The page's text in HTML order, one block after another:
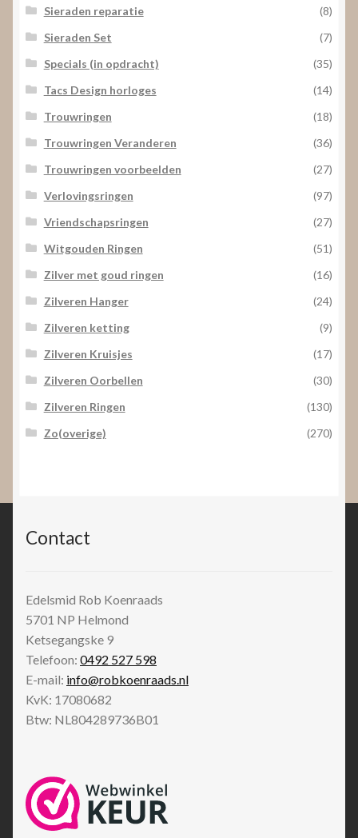
Sieraden reparatie
(8)
Sieraden Set
(7)
Specials (in opdracht)
(35)
Tacs Design horloges
(14)
Trouwringen
(18)
Trouwringen Veranderen
(36)
Trouwringen voorbeelden
(27)
Verlovingsringen
(97)
Vriendschapsringen
(27)
Witgouden Ringen
(51)
Zilver met goud ringen
(16)
Zilveren Hanger
(24)
Zilveren ketting
(9)
Zilveren Kruisjes
(17)
Zilveren Oorbellen
(30)
Zilveren Ringen
(130)
Zo(overige)
(270)
Contact
Edelsmid Rob Koenraads
5701 NP Helmond
Ketsegangske 9
Telefoon: 0492 527 598
E-mail: info@robkoenraads.nl
KvK: 17080682
Btw: NL804289736B01